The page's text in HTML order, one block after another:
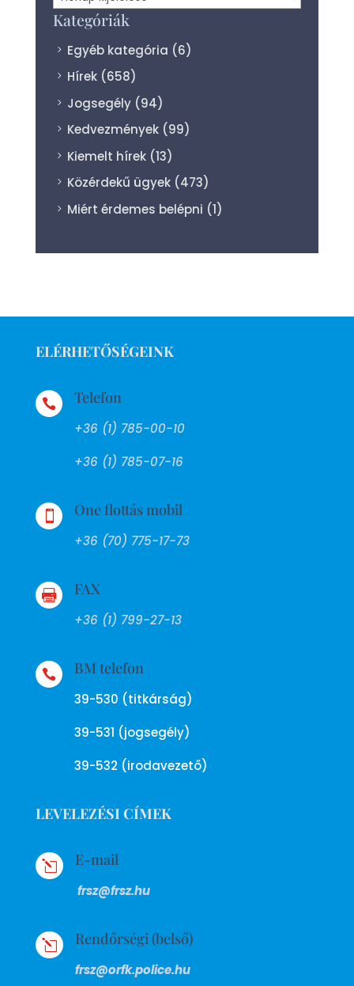
Kategóriák
Egyéb kategória (6)
Hírek (658)
Jogsegély (94)
Kedvezmények (99)
Kiemelt hírek (13)
Közérdekű ügyek (473)
Miért érdemes belépni (1)
ELÉRHETŐSÉGEINK
 Telefon
+36 (1) 785-00-10
+36 (1) 785-07-16
 One flottás mobil
+36 (70) 775-17-73
 FAX
+36 (1) 799-27-13
 BM telefon
39-530 (titkárság)
39-531 (jogsegély)
39-532 (irodavezető)
LEVELEZÉSI CÍMEK
l E-mail
frsz@frsz.hu
l Rendőrségi (belső)
frsz@orfk.police.hu